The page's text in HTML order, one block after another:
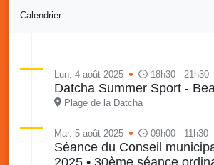
Calendrier
Lun. 4 août 2025 18h30 - 21h30
Datcha Summer Sport -
Plage de la Datcha
Mar. 5 août 2025 09h00 - 11h30
Séance du Conseil
2025 • 30ème séance